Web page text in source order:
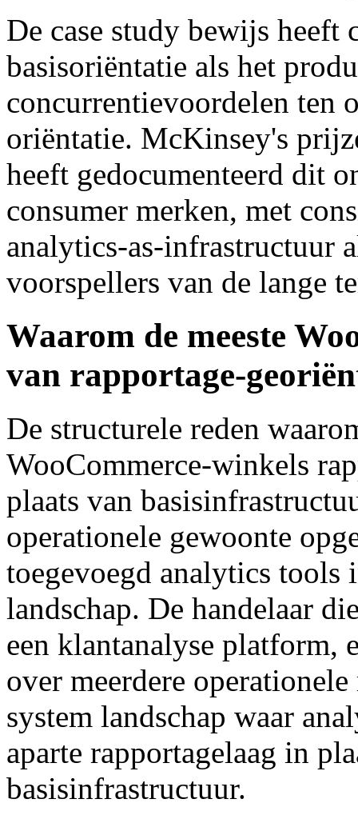
De case study bewijs heeft
basisoriëntatie als het
concurrentievoordelen ten
oriëntatie. McKinsey's
heeft gedocumenteerd dit
consumer merken, met
analytics-as-infrastructuur
voorspellers van de lange
Waarom de meeste
van rapportage-
De structurele reden
WooCommerce-winkels
plaats van
operationele gewoonte
toegevoegd analytics tools
landschap. De handelaar
een klantanalyse platform,
over meerdere
system landschap waar
aparte rapportagelaag in
basisinfrastructuur.